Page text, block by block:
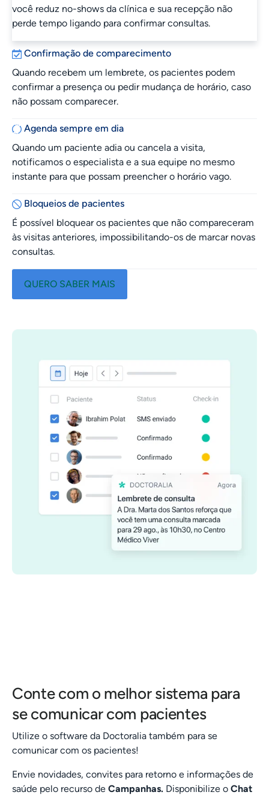
você reduz no-shows da clínica e sua recepção não
perde tempo ligando para confirmar consultas.
Confirmação de comparecimento
Quando recebem um lembrete, os pacientes podem
confirmar a presença ou pedir mudança de horário, caso
não possam comparecer.
Agenda sempre em dia
Quando um paciente adia ou cancela a visita,
notificamos o especialista e a sua equipe no mesmo
instante para que possam preencher o horário vago.
Bloqueios de pacientes
É possível bloquear os pacientes que não compareceram
às visitas anteriores, impossibilitando-os de marcar novas
consultas.
QUERO SABER MAIS
Conte com o melhor sistema para
se comunicar com pacientes
Utilize o software da Doctoralia também para se
comunicar com os pacientes!
Envie novidades, convites para retorno e informações de
saúde pelo recurso de Campanhas. Disponibilize o Chat